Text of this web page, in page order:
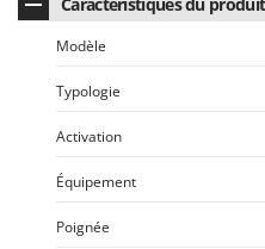
W
Waldner
Weber
WIDU
Wiper EcoRobot
Wolf Garten
Wortex
Modèle
Typologie
Activation
Équipement
Poignée